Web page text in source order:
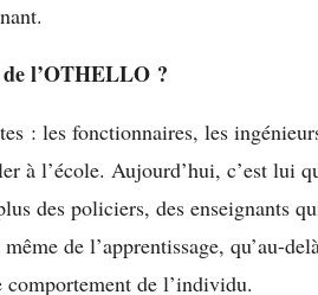
l’OTHELLO ?
: les fonctionnaires, les
à l’école. Aujourd’hui, c’est lui
des policiers, des enseignants
de l’apprentissage, qu’au-
de l’individu.